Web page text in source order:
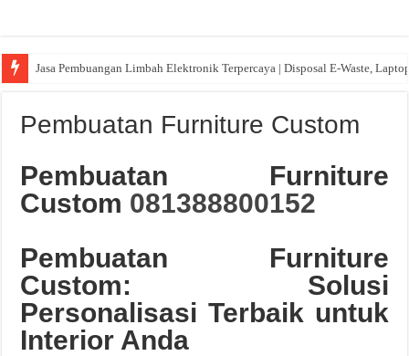
Jasa Pembuangan Limbah Elektronik Terpercaya | Disposal E-Waste,
Pembuatan Furniture Custom
Pembuatan Furniture
Custom 081388800152
Pembuatan Furniture
Custom: Solusi
Personalisasi Terbaik untuk
Interior Anda